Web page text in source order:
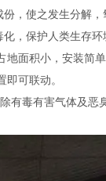
，使之发生分解，
，保护人类生存
面积小，安装简
可联动。
有毒有害气体及恶